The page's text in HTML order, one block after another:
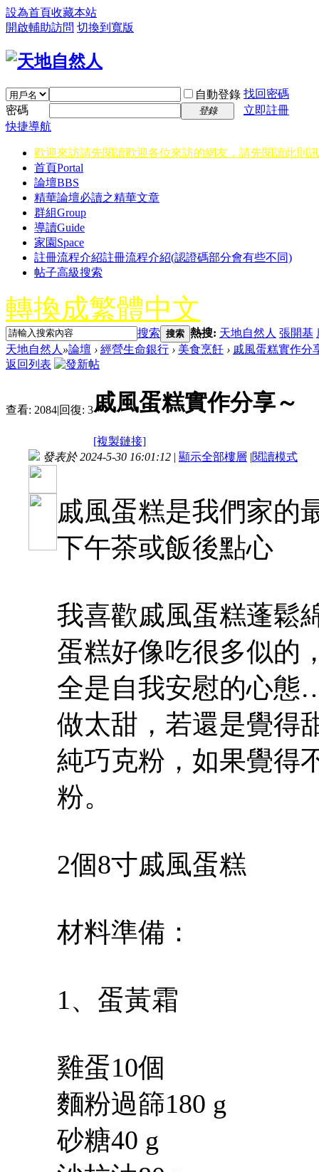
設為首頁收藏本站
開啟輔助訪問 切換到寬版
自動登錄 找回密碼
密碼
登錄
立即註冊
快捷導航
歡迎來訪請先閱讀歡迎各位來訪的網友，請先閱讀此則
首頁Portal
論壇BBS
精華論壇必讀之精華文章
群組Group
導讀Guide
家園 Space
註冊流程介紹註冊流程介紹(認證碼部分會有些不同)
帖子高級搜索
轉換成繁體中文
搜索 搜索 熱搜: 天地自然人 張開基
天地自然人 »論壇 › 經營生命銀行 › 美食烹飪 › 戚風蛋糕實作分
返回列表
查看: 2084|回復: 3戚風蛋糕實作分享～
[複製鏈接]
發表於 2024-5-30 16:01:12 | 顯示全部樓層 |閱讀模式
戚風蛋糕是我們家的
下午茶或飯後點心
我喜歡戚風蛋糕蓬鬆
蛋糕好像吃很多似
全是自我安慰的心態
做太甜，若還是覺得
純巧克粉，如果覺得
粉。
2個8寸戚風蛋糕
材料準備：
1、蛋黃霜
雞蛋10個
麵粉過篩180 g
砂糖40 g